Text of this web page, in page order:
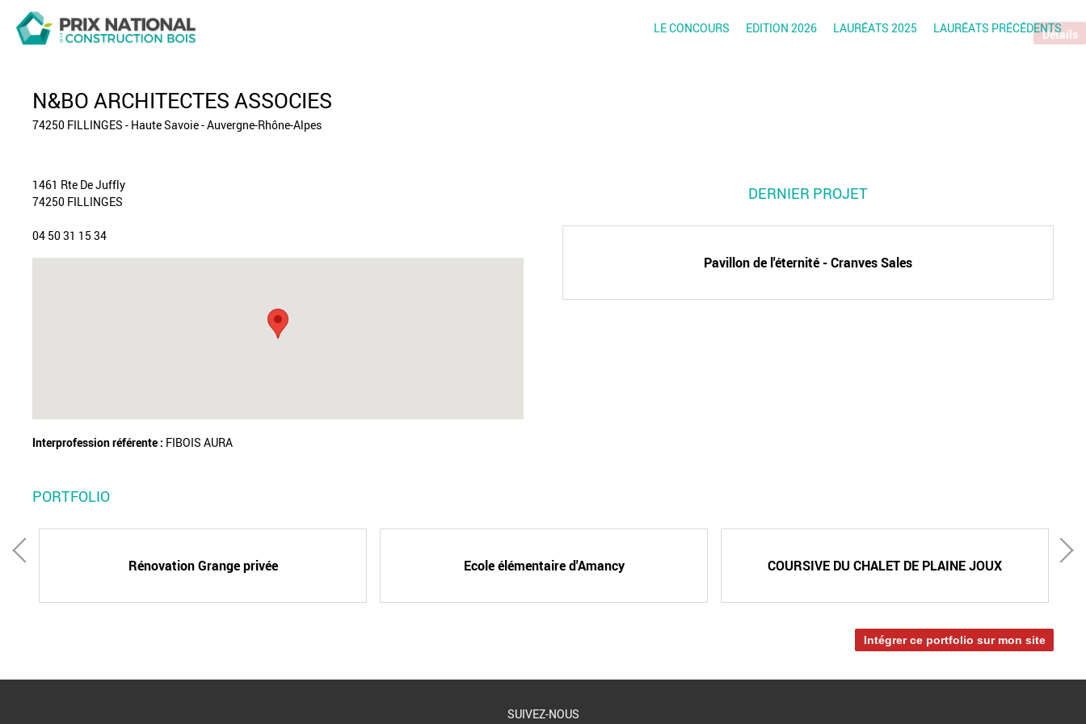
LE CONCOURS EDITION 2026 LAURÉATS 2025 LAURÉATS PRÉCÉDENTS
N&BO ARCHITECTES ASSOCIES
74250 FILLINGES - Haute Savoie - Auvergne-Rhône-Alpes
1461 Rte De Juffly
74250 FILLINGES
04 50 31 15 34
Interprofession référente : FIBOIS AURA
DERNIER PROJET
Pavillon de l'éternité - Cranves Sales
Détails
PORTFOLIO
Rénovation Grange privée Ecole élémentaire d'Amancy COURSIVE DU CHALET DE PLAINE JOUX
Intégrer ce portfolio sur mon site
SUIVEZ-NOUS